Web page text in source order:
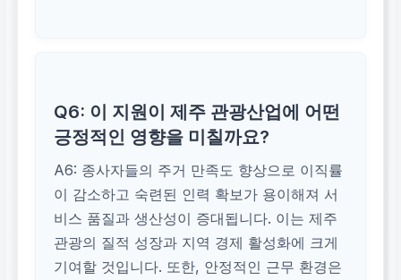
Q6: 이 지원이 제주 관광산업에 어떤
긍정적인 영향을 미칠까요?
A6: 종사자들의 주거 만족도 향상으로 이직률
이 감소하고 숙련된 인력 확보가 용이해져 서
비스 품질과 생산성이 증대됩니다. 이는 제주
관광의 질적 성장과 지역 경제 활성화에 크게
기여할 것입니다. 또한, 안정적인 근무 환경은